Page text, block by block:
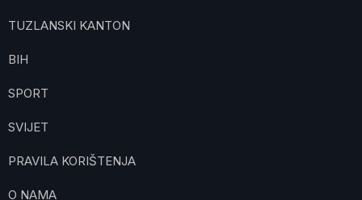
TUZLANSKI KANTON
BIH
SPORT
SVIJET
PRAVILA KORIŠTENJA
O NAMA